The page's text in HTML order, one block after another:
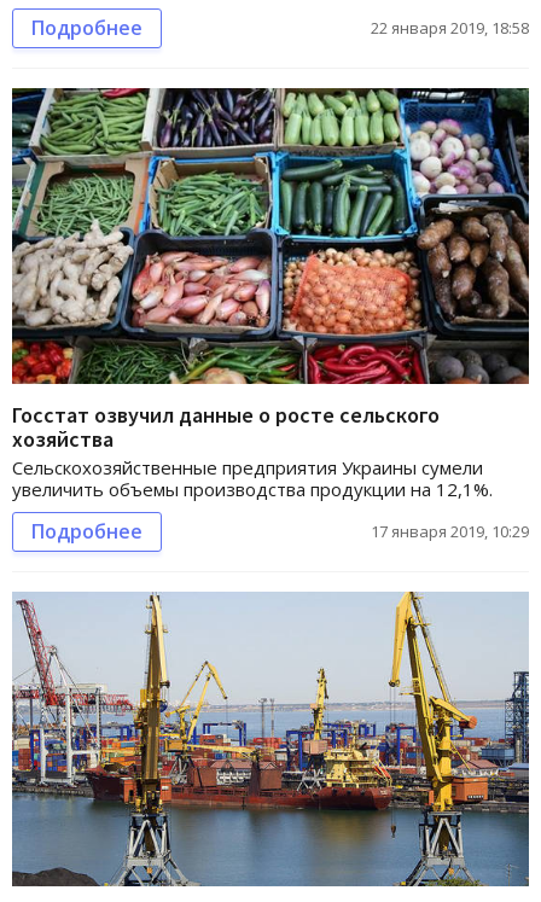
Подробнее 22 января 2019, 18:58
Госстат озвучил данные о росте сельского
хозяйства
Сельскохозяйственные предприятия Украины сумели
увеличить объемы производства продукции на 12,1%.
Подробнее 17 января 2019, 10:29